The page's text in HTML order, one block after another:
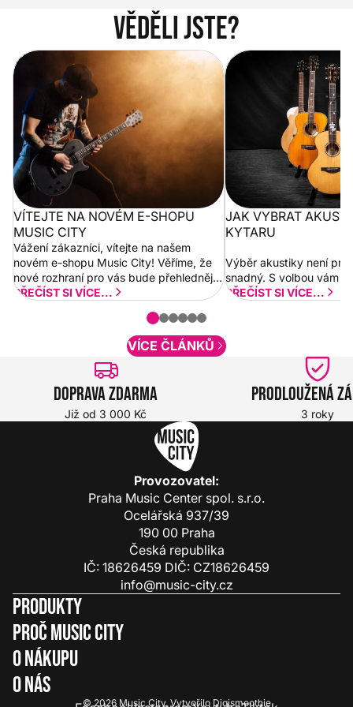
Věděli jste?
Vítejte na novém e-shopu Music
City
VÍTEJTE NA NOVÉM E-SHOPU
MUSIC CITY
Vážení zákazníci, vítejte na našem
novém e-shopu Music City! Věříme, že
nové rozhraní pro vás bude přehlednější
a rychlejší. Postupně budeme přidávat
PŘEČÍST SI VÍCE...
Jak vybrat
JAK VYBRAT
KYTARU
Výběr akustiky není pro
snadný. S volbou vám
PŘEČÍST SI VÍCE...
VÍCE ČLÁNKŮ
Doprava zdarma
Již od 3 000 Kč
Prodloužená
3 roky
Provozovatel:
Praha Music Center spol. s.r.o.
Ocelářská 937/39
190 00 Praha
Česká republika
IČ: 18626459 DIČ: CZ18626459
info@music-city.cz
Produkty
Proč Music City
O nákupu
O nás
© 2026 Music City. Vytvořilo Digismoothie